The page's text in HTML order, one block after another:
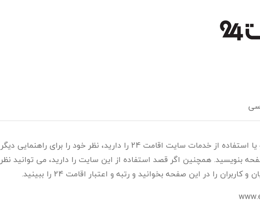
اگر تجربه خرید و یا استفاده از خدمات سایت اقامت 24 را دارید، نظر خود را برای راهنمایی دیگر
بنویسید. همچنین اگر قصد استفاده از این سایت را دارید، می توانید نظر
کاربران را در این صفحه بخوانید و رتبه و اعتبار اقامت 24 را ببینید.